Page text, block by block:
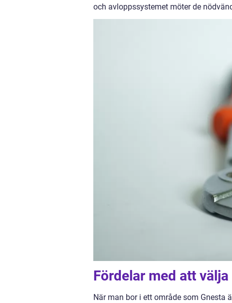
och avloppssystemet möter de
Fördelar med att
När man bor i ett område som Gnesta